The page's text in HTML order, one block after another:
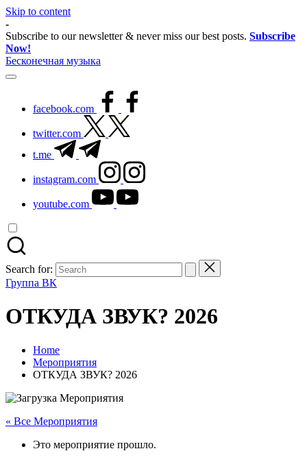
Skip to content
-
Subscribe to our newsletter & never miss our best posts. Subscribe
Now!
Бесконечная музыка
facebook.com
twitter.com
t.me
instagram.com
youtube.com
Search for:
Группа ВК
ОТКУДА ЗВУК? 2026
Home
Мероприятия
ОТКУДА ЗВУК? 2026
« Все Мероприятия
Это мероприятие прошло.